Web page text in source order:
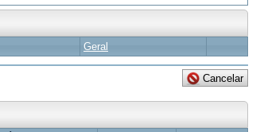
Geral